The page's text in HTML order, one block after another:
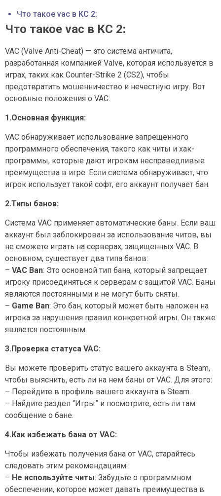
Что такое vac в КС 2:
Что такое vac в КС 2:
VAC (Valve Anti-Cheat) — это система античита,
разработанная компанией Valve, которая используется в
играх, таких как Counter-Strike 2 (CS2), чтобы
предотвратить мошенничество и нечестную игру. Вот
основные положения о VAC:
1.Основная функция:
VAC обнаруживает использование запрещенного
программного обеспечения, такого как читы и хак-
программы, которые дают игрокам несправедливые
преимущества в игре. Если система обнаруживает, что
игрок использует такой софт, его аккаунт получает бан.
2.Типы банов:
Система VAC применяет автоматические баны. Если ваш
аккаунт был заблокирован за использование читов, вы
не сможете играть на серверах, защищенных VAC. В
основном, существует два типа банов:
– VAC Ban: Это основной тип бана, который запрещает
игроку присоединяться к серверам с защитой VAC. Баны
являются постоянными и не могут быть сняты.
– Game Ban: Это бан, который может быть наложен на
игрока за нарушения правил конкретной игры. Он также
является постоянным.
3.Проверка статуса VAC:
Вы можете проверить статус вашего аккаунта в Steam,
чтобы выяснить, есть ли на нем баны от VAC. Для этого:
– Перейдите в профиль вашего аккаунта в Steam.
– Найдите раздел “Игры” и посмотрите, есть ли там
сообщение о бане.
4.Как избежать бана от VAC:
Чтобы избежать получения бана от VAC, старайтесь
следовать этим рекомендациям:
– Не используйте читы: Забудьте о программном
обеспечении, которое может давать преимущества в